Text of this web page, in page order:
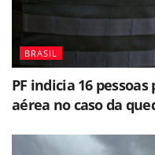
BRASIL
PF indicia 16
aérea no caso da